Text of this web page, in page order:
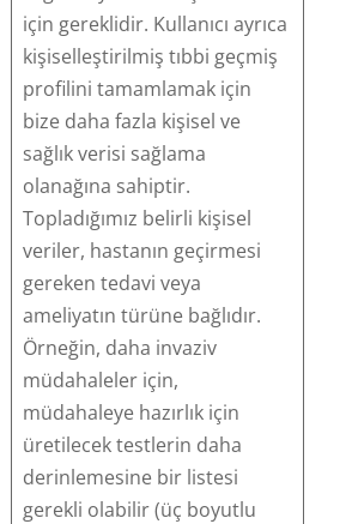
için gereklidir. Kullanıcı ayrıca
kişiselleştirilmiş tıbbi geçmiş
profilini tamamlamak için
bize daha fazla kişisel ve
sağlık verisi sağlama
olanağına sahiptir.
Topladığımız belirli kişisel
veriler, hastanın geçirmesi
gereken tedavi veya
ameliyatın türüne bağlıdır.
Örneğin, daha invaziv
müdahaleler için,
müdahaleye hazırlık için
üretilecek testlerin daha
derinlemesine bir listesi
gerekli olabilir (üç boyutlu